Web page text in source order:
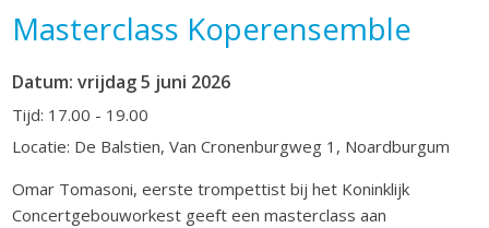
Masterclass Koperensemble
Datum: vrijdag 5 juni 2026
Tijd: 17.00 - 19.00
Locatie: De Balstien, Van Cronenburgweg 1, Noardburgum
Omar Tomasoni, eerste trompettist bij het Koninklijk
Concertgebouworkest geeft een masterclass aan